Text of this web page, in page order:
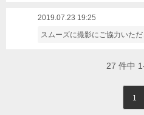
2019.07.23 19:25
スムーズに撮影にご協力いただ
27 件中
1